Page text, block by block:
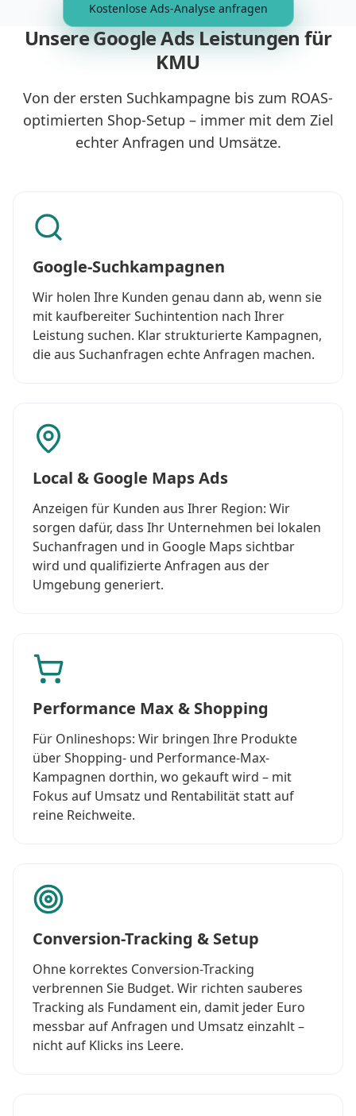
Kostenlose Ads-Analyse anfragen
Unsere Google Ads Leistungen für
KMU
Von der ersten Suchkampagne bis zum ROAS-
optimierten Shop-Setup – immer mit dem Ziel
echter Anfragen und Umsätze.
Google-Suchkampagnen
Wir holen Ihre Kunden genau dann ab, wenn sie
mit kaufbereiter Suchintention nach Ihrer
Leistung suchen. Klar strukturierte Kampagnen,
die aus Suchanfragen echte Anfragen machen.
Local & Google Maps Ads
Anzeigen für Kunden aus Ihrer Region: Wir
sorgen dafür, dass Ihr Unternehmen bei lokalen
Suchanfragen und in Google Maps sichtbar
wird und qualifizierte Anfragen aus der
Umgebung generiert.
Performance Max & Shopping
Für Onlineshops: Wir bringen Ihre Produkte
über Shopping- und Performance-Max-
Kampagnen dorthin, wo gekauft wird – mit
Fokus auf Umsatz und Rentabilität statt auf
reine Reichweite.
Conversion-Tracking & Setup
Ohne korrektes Conversion-Tracking
verbrennen Sie Budget. Wir richten sauberes
Tracking als Fundament ein, damit jeder Euro
messbar auf Anfragen und Umsatz einzahlt –
nicht auf Klicks ins Leere.